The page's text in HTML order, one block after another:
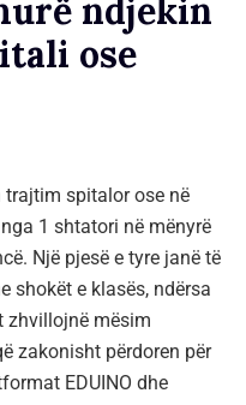
ndjekin
ose
trajtim spitalor ose në
1 shtatori në mënyrë
Një pjesë e tyre janë të
shokët e klasës, ndërsa
zhvillojnë mësim
zakonisht përdoren për
EDUINO dhe